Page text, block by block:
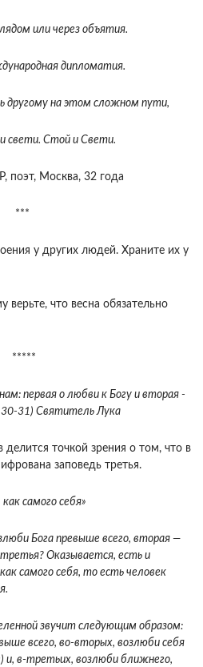
или через объятия.
дипломатия.
другому на этом сложном пути,
свети. Стой и Свети.
поэт, Москва, 32 года
***
у других людей. Храните их у
что весна обязательно
*****
первая о любви к Богу и вторая -
31) Святитель Лука
делится точкой зрения о том, что в
заповедь третья.
как самого себя»
Бога превыше всего, вторая —
Оказывается, есть и
самого себя, то есть человек
звучит следующим образом:
всего, во-вторых, возлюби себя
и, в-третьих, возлюби ближнего,